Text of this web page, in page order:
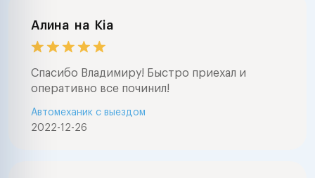
Алина на Kia
Спасибо Владимиру! Быстро приехал и
оперативно все починил!
2022-12-26
Автомеханик с выездом